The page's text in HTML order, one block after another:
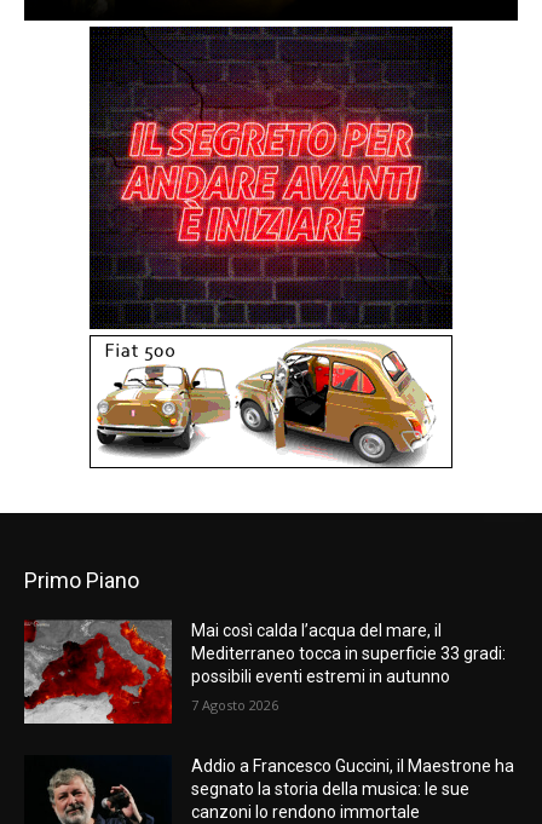
Primo Piano
Mai così calda l’acqua del mare, il
Mediterraneo tocca in superficie 33 gradi:
possibili eventi estremi in autunno
7 Agosto 2026
Addio a Francesco Guccini, il Maestrone ha
segnato la storia della musica: le sue
canzoni lo rendono immortale